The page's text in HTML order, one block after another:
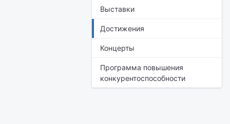
Выставки
Достижения
Концерты
Программа повышения
конкурентоспособности